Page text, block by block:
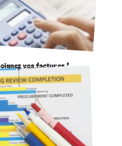
vos factures !